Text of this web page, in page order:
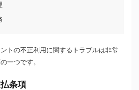
トの不正利用に関するトラブルは非常
一つです。
条項